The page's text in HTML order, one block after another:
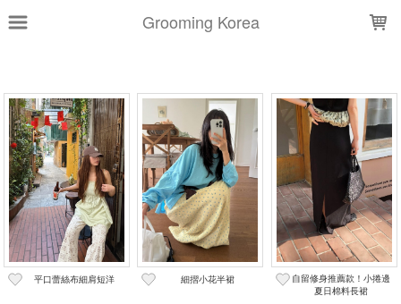
Grooming Korea
上架時間 銷售件數 銷售價格
樣式尺寸篩選
全部樣式 黑 灰
卡其
藍
深藍 深藍黑 深棕
深咖
淺灰
平口蕾絲布細肩短洋 細摺小花半裙
自留修身推薦款！小捲邊
夏日棉料長裙